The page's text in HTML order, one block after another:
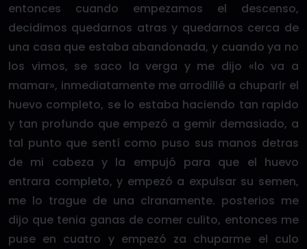
entonces cuando empezamos el descenso,
decidimos quedarnos atras y quedarnos cerca de
una casa que estaba abandonada, y cuando ya no
los vimos, se saco la verga y me dijo «lo va a
mamar», inmediatamente me arrodillé a chuparlr el
huevo completo, se lo estaba haciendo tan rapido
y tan profundo que empezó a gemir demasiado, a
tal punto que sentí como puso sus manos detras
de mi cabeza y la empujó para que el huevo
entrara completo, y empezó a expulsar su semen,
me lo trague de una clranamente. posterios me
dijo que tenia ganas de comer culito, entonces me
puse en cuatro y empezó za chuparme el culo